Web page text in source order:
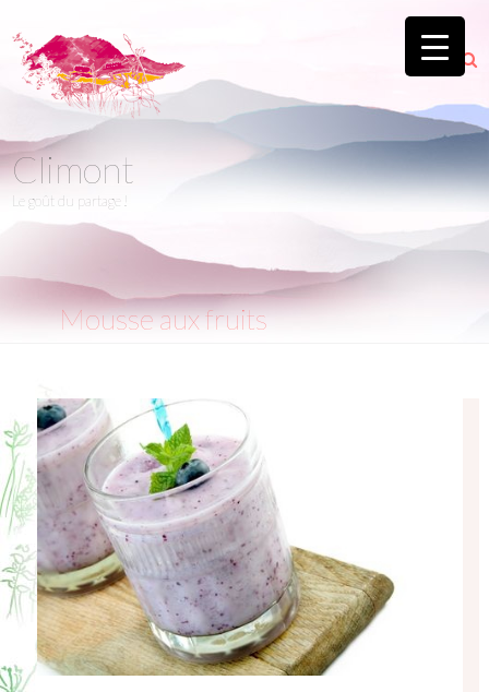
Climont
Le goût du partage !
Mousse aux fruits